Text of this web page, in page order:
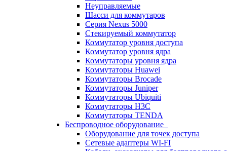
Неуправляемые
Шасси для коммутаров
Серия Nexus 5000
Стекируемый коммутатор
Коммутатор уровня доступа
Коммутатор уровня ядра
Коммутаторы уровня ядра
Коммутаторы Huawei
Коммутаторы Brocade
Коммутаторы Juniper
Коммутаторы Ubiquiti
Коммутаторы H3C
Коммутаторы TENDA
Беспроводное оборудование
Оборудование для точек доступа
Сетевые адаптеры WI-FI